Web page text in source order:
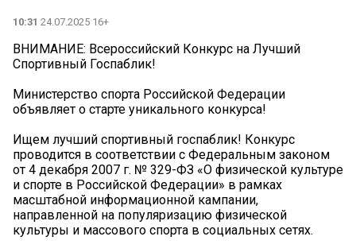
10:31 24.07.2025 16+
ВНИМАНИЕ: Всероссийский Конкурс на Лучший
Спортивный Госпаблик!
Министерство спорта Российской Федерации
объявляет о старте уникального конкурса!
Ищем лучший спортивный госпаблик! Конкурс
проводится в соответствии с Федеральным законом
от 4 декабря 2007 г. № 329-ФЗ «О физической культуре
и спорте в Российской Федерации» в рамках
масштабной информационной кампании,
направленной на популяризацию физической
культуры и массового спорта в социальных сетях.